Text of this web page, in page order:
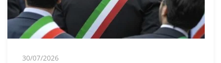
30/07/2026